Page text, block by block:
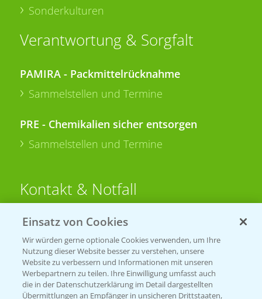
Sonderkulturen
Verantwortung & Sorgfalt
PAMIRA - Packmittelrücknahme
Sammelstellen und Termine
PRE - Chemikalien sicher entsorgen
Sammelstellen und Termine
Kontakt & Notfall
Beratung auf WhatsApp
T.+49 (0)174 346 564 1
KONTAKT
Einsatz von Cookies
Wir würden gerne optionale Cookies verwenden, um Ihre
Nutzung dieser Website besser zu verstehen, unsere
Website zu verbessern und Informationen mit unseren
Werbepartnern zu teilen. Ihre Einwilligung umfasst auch
die in der Datenschutzerklärung im Detail dargestellten
Übermittlungen an Empfänger in unsicheren Drittstaaten,